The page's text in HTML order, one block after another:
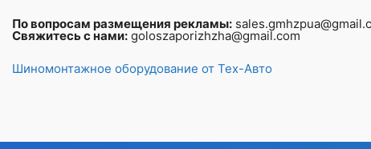
По вопросам размещения рекламы:
Свяжитесь с нами: goloszaporizhzha@gmail.com
Шиномонтажное оборудование от Тех-Авто